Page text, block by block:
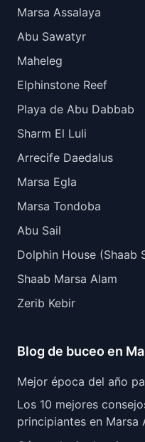
Marsa Assalaya
Abu Sawatyr
Maheleg
Elphinstone Reef
Playa de Abu Dabbab
Sharm El Luli
Arrecife Daedalus
Marsa Egla
Marsa Tondoba
Abu Sail
Dolphin House (Shaab
Shaab Marsa Alam
Zerib Kebir
Blog de buceo en
Mejor época del año
Los 10 mejores
principiantes en Marsa